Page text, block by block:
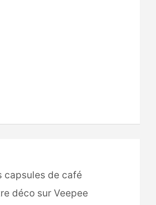
capsules de café
déco sur Veepee